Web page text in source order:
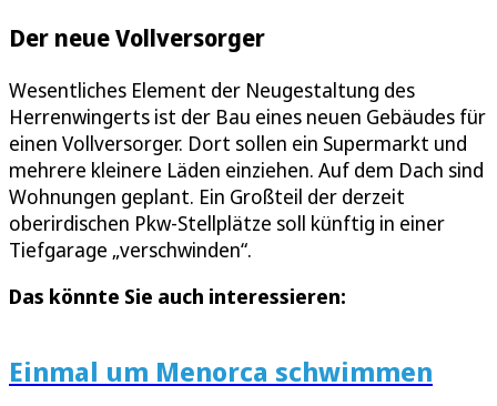
Der neue Vollversorger
Wesentliches Element der Neugestaltung des
Herrenwingerts ist der Bau eines neuen Gebäudes für
einen Vollversorger. Dort sollen ein Supermarkt und
mehrere kleinere Läden einziehen. Auf dem Dach sind
Wohnungen geplant. Ein Großteil der derzeit
oberirdischen Pkw-Stellplätze soll künftig in einer
Tiefgarage „verschwinden“.
Das könnte Sie auch interessieren:
Einmal um Menorca schwimmen